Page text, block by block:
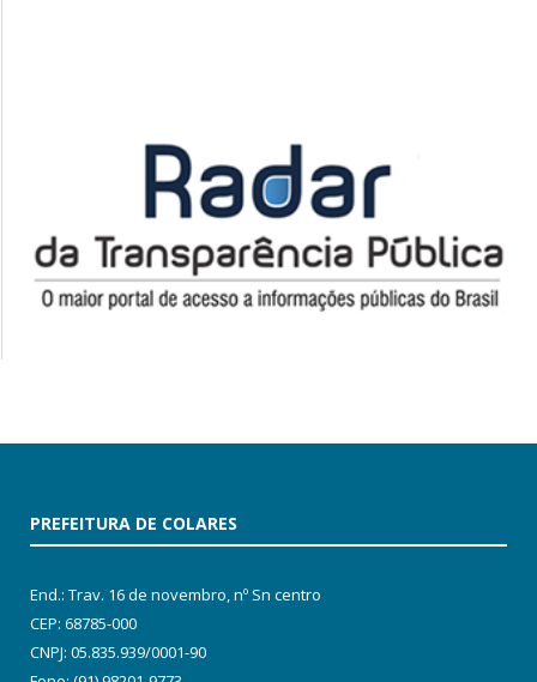
PREFEITURA DE COLARES
End.: Trav. 16 de novembro, nº Sn centro
CEP: 68785-000
CNPJ: 05.835.939/0001-90